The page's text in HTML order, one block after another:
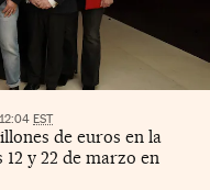
EST
de euros en la
y 22 de marzo en